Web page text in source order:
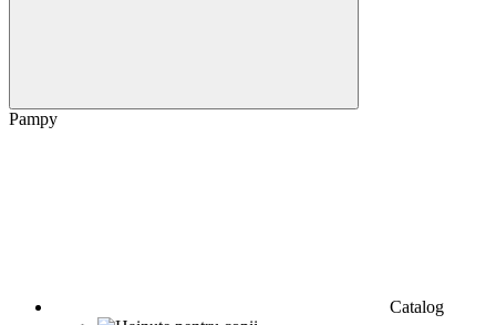
Pampy
Catalog